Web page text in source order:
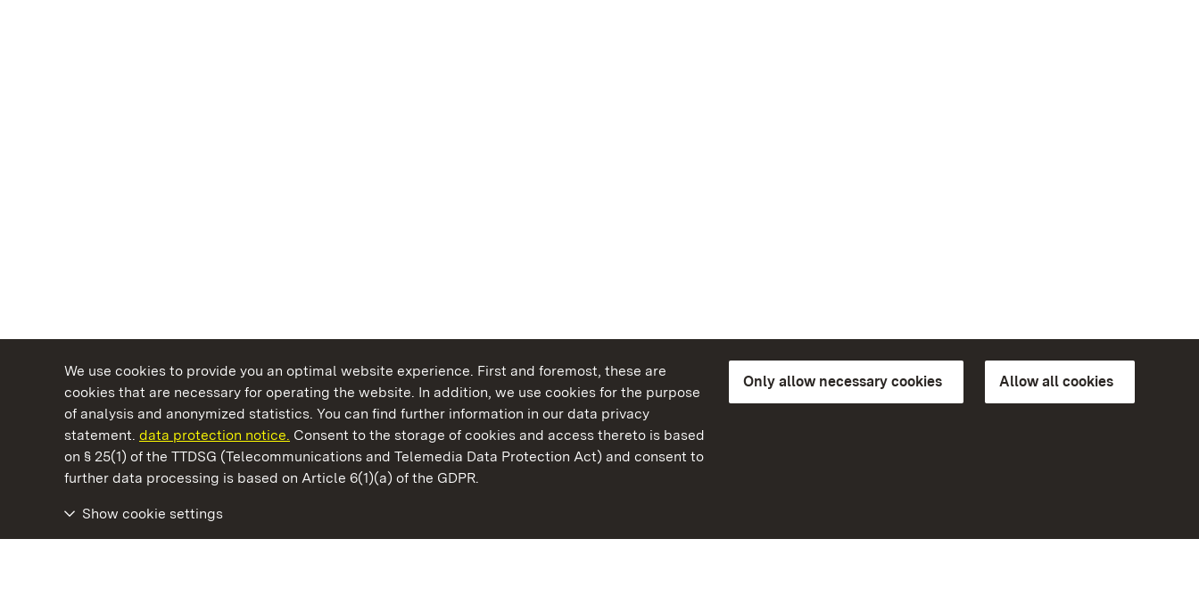
We use cookies to provide you an optimal website experience. First and foremost, these are
cookies that are necessary for operating the website. In addition, we use cookies for the purpose
of analysis and anonymized statistics. You can find further information in our data privacy
statement. data protection notice. Consent to the storage of cookies and access thereto is based
on § 25(1) of the TTDSG (Telecommunications and Telemedia Data Protection Act) and consent to
further data processing is based on Article 6(1)(a) of the GDPR.
Only allow necessary cookies Allow all cookies
Show cookie settings
State Palaces and Gardens of Baden-Wuerttemberg
Baden-Wuerttemberg